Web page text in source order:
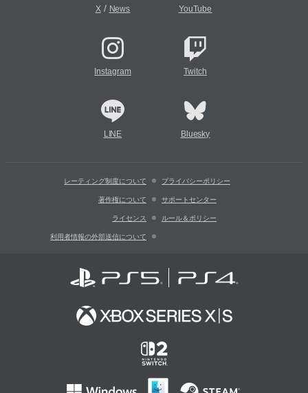
X/ News YouTube
Instagram Twitch
LINE Bluesky
レーティング制度について プライバシーポリシー
著作権について サポートセンター
ライセンス ルール＆ポリシー
利用者情報の外部送信について